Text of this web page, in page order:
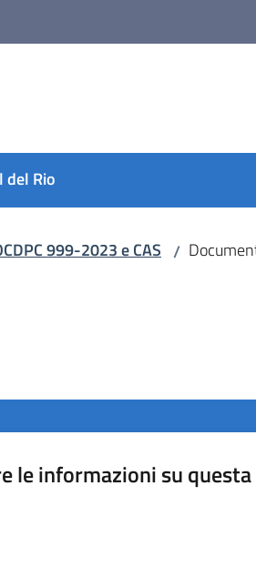
del Rio
999-2023 e CAS /
le informazioni su questa